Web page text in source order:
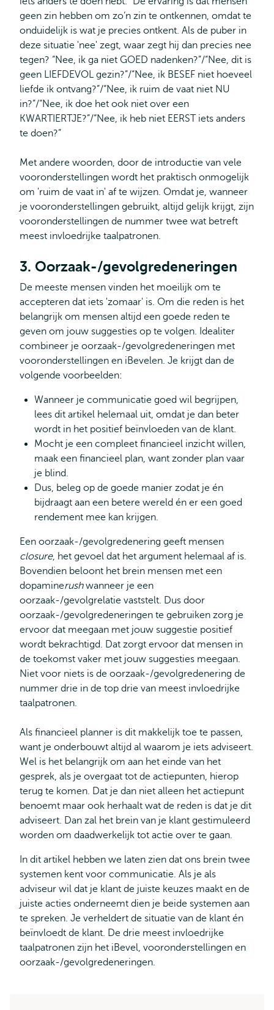
geen zin hebben om zo’n zin te ontkennen, omdat te
onduidelijk is wat je precies ontkent. Als de puber in
deze situatie 'nee' zegt, waar zegt hij dan precies nee
tegen? “Nee, ik ga niet GOED nadenken?”/“Nee, dit is
geen LIEFDEVOL gezin?”/“Nee, ik BESEF niet hoeveel
liefde ik ontvang?”/“Nee, ik ruim de vaat niet NU
in?”/“Nee, ik doe het ook niet over een
KWARTIERTJE?”/“Nee, ik heb niet EERST iets anders
te doen?”
Met andere woorden, door de introductie van vele
vooronderstellingen wordt het praktisch onmogelijk
om 'ruim de vaat in' af te wijzen. Omdat je, wanneer
je vooronderstellingen gebruikt, altijd gelijk krijgt, zijn
vooronderstellingen de nummer twee wat betreft
meest invloedrijke taalpatronen.
3. Oorzaak-/gevolgredeneringen
De meeste mensen vinden het moeilijk om te
accepteren dat iets 'zomaar' is. Om die reden is het
belangrijk om mensen altijd een goede reden te
geven om jouw suggesties op te volgen. Idealiter
combineer je oorzaak-/gevolgredeneringen met
vooronderstellingen en iBevelen. Je krijgt dan de
volgende voorbeelden:
Wanneer je communicatie goed wil begrijpen,
lees dit artikel helemaal uit, omdat je dan beter
wordt in het positief beïnvloeden van de klant.
Mocht je een compleet financieel inzicht willen,
maak een financieel plan, want zonder plan vaar
je blind.
Dus, beleg op de goede manier zodat je én
bijdraagt aan een betere wereld én er een goed
rendement mee kan krijgen.
Een oorzaak-/gevolgredenering geeft mensen
closure, het gevoel dat het argument helemaal af is.
Bovendien beloont het brein mensen met een
dopaminerushwanneer je een
oorzaak-/gevolgrelatie vaststelt. Dus door
oorzaak-/gevolgredeneringen te gebruiken zorg je
ervoor dat meegaan met jouw suggestie positief
wordt bekrachtigd. Dat zorgt ervoor dat mensen in
de toekomst vaker met jouw suggesties meegaan.
Niet voor niets is de oorzaak-/gevolgredenering de
nummer drie in de top drie van meest invloedrijke
taalpatronen.
Als financieel planner is dit makkelijk toe te passen,
want je onderbouwt altijd al waarom je iets adviseert.
Wel is het belangrijk om aan het einde van het
gesprek, als je overgaat tot de actiepunten, hierop
terug te komen. Dat je dan niet alleen het actiepunt
benoemt maar ook herhaalt wat de reden is dat je dit
adviseert. Dan zal het brein van je klant gestimuleerd
worden om daadwerkelijk tot actie over te gaan.
In dit artikel hebben we laten zien dat ons brein twee
systemen kent voor communicatie. Als je als
adviseur wil dat je klant de juiste keuzes maakt en de
juiste acties onderneemt dien je beide systemen aan
te spreken. Je verheldert de situatie van de klant én
beïnvloedt de klant. De drie meest invloedrijke
taalpatronen zijn het iBevel, vooronderstellingen en
oorzaak-/gevolgredeneringen.